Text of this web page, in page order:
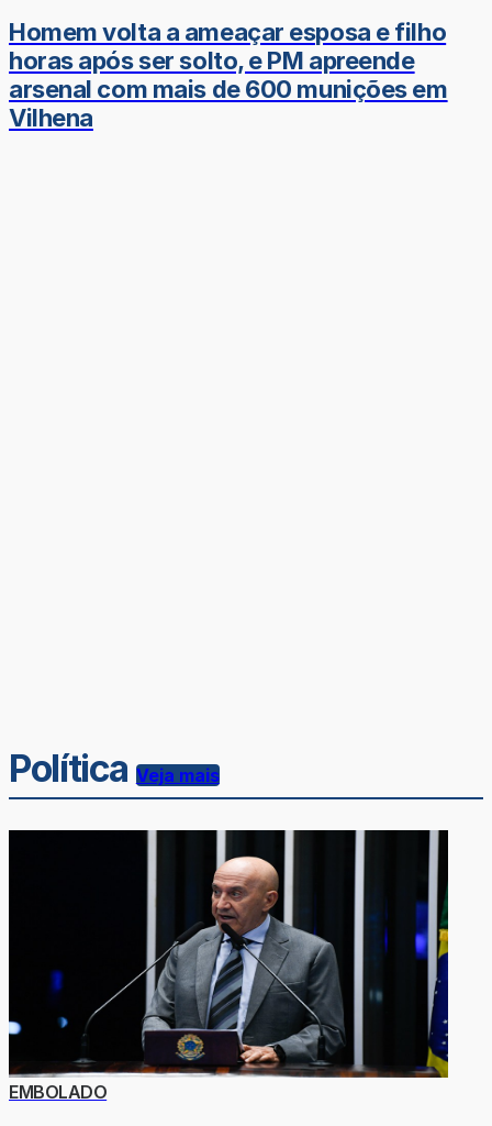
Homem volta a ameaçar esposa e filho
horas após ser solto, e PM apreende
arsenal com mais de 600 munições em
Vilhena
Política Veja mais
EMBOLADO